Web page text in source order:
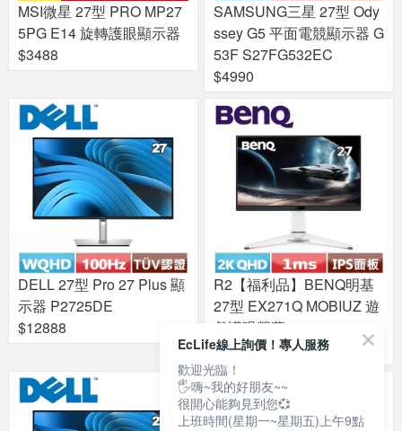
MSI微星 27型 PRO MP27
5PG E14 旋轉護眼顯示器
$3488
SAMSUNG三星 27型 Ody
ssey G5 平面電競顯示器 G
53F S27FG532EC
$4990
DELL 27型 Pro 27 Plus 顯
示器 P2725DE
$12888
R2【福利品】BENQ明基
27型 EX271Q MOBIUZ 遊
戲護眼螢幕
$4888
EcLife線上詢價！專人服務
歡迎光臨！
🖐嗨~我的好朋友~~
很開心能夠見到您💞
上班時間(星期一~星期五)上午9點